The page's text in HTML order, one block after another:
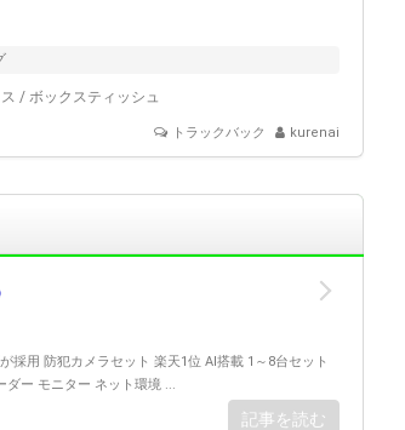
/ ボックスティッシュ
トラックバック kurenai
採用 防犯カメラセット 楽天1位 AI搭載 1～8台セット
ダー モニター ネット環境 ...
記事を読む